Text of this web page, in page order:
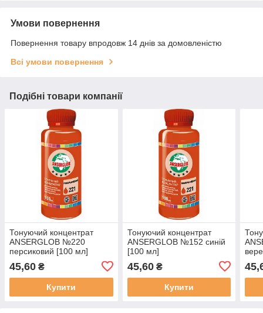
Умови повернення
Повернення товару впродовж 14 днів за домовленістю
Всі умови повернення
Подібні товари компанії
Тонуючий концентрат
ANSERGLOB №220
персиковий [100 мл]
45,60 ₴
Купити
Тонуючий концентрат
ANSERGLOB №152 синій
[100 мл]
45,60₴
Купити